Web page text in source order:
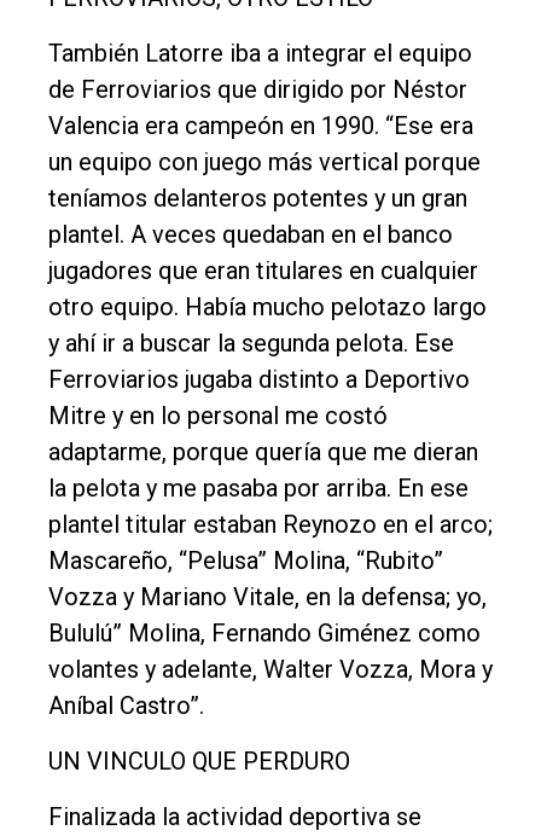
También Latorre iba a integrar el equipo
de Ferroviarios que dirigido por Néstor
Valencia era campeón en 1990. “Ese era
un equipo con juego más vertical porque
teníamos delanteros potentes y un gran
plantel. A veces quedaban en el banco
jugadores que eran titulares en cualquier
otro equipo. Había mucho pelotazo largo
y ahí ir a buscar la segunda pelota. Ese
Ferroviarios jugaba distinto a Deportivo
Mitre y en lo personal me costó
adaptarme, porque quería que me dieran
la pelota y me pasaba por arriba. En ese
plantel titular estaban Reynozo en el arco;
Mascareño, “Pelusa” Molina, “Rubito”
Vozza y Mariano Vitale, en la defensa; yo,
Bululú” Molina, Fernando Giménez como
volantes y adelante, Walter Vozza, Mora y
Aníbal Castro”.
UN VINCULO QUE PERDURO
Finalizada la actividad deportiva se